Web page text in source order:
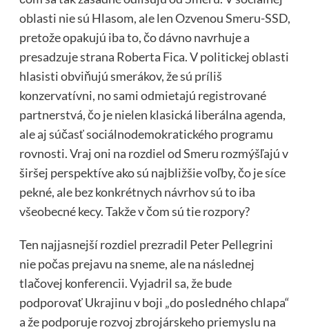
oblasti nie sú Hlasom, ale len Ozvenou Smeru-SSD,
pretože opakujú iba to, čo dávno navrhuje a
presadzuje strana Roberta Fica. V politickej oblasti
hlasisti obviňujú smerákov, že sú príliš
konzervatívni, no sami odmietajú registrované
partnerstvá, čo je nielen klasická liberálna agenda,
ale aj súčasť sociálnodemokratického programu
rovnosti. Vraj oni na rozdiel od Smeru rozmýšľajú v
širšej perspektíve ako sú najbližšie voľby, čo je síce
pekné, ale bez konkrétnych návrhov sú to iba
všeobecné kecy. Takže v čom sú tie rozpory?
Ten najjasnejší rozdiel prezradil Peter Pellegrini
nie počas prejavu na sneme, ale na následnej
tlačovej konferencii. Vyjadril sa, že bude
podporovať Ukrajinu v boji „do posledného chlapa“
a že podporuje rozvoj zbrojárskeho priemyslu na